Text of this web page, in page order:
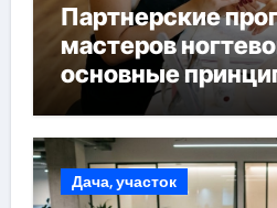
Партнерские
мастеров
основные
форматы участия
Дача, участок